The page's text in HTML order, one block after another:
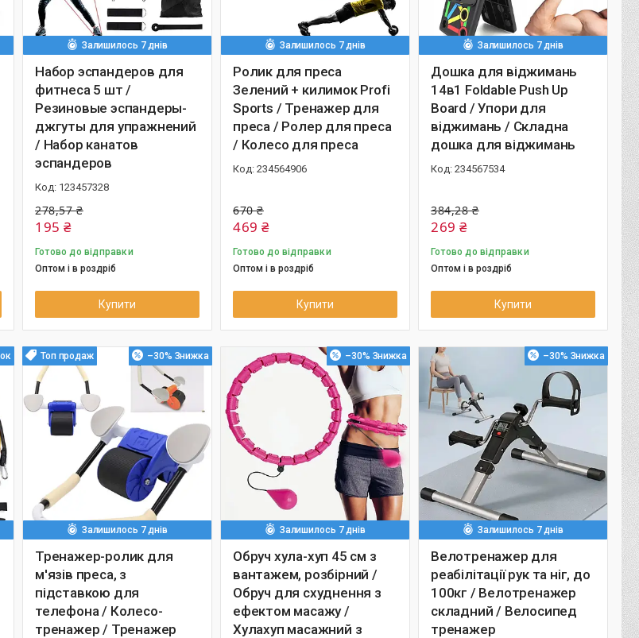
Залишилось 7 днів
Набор эспандеров для
фитнеса 5 шт /
Резиновые эспандеры-
джгуты для упражнений
/ Набор канатов
эспандеров
123457328
278,57 ₴
195 ₴
Готово до відправки
Оптом і в роздріб
Купити
Залишилось 7 днів
Ролик для преса
Зелений + килимок Profi
Sports / Тренажер для
преса / Ролер для преса
/ Колесо для преса
234564906
670 ₴
469 ₴
Готово до відправки
Оптом і в роздріб
Купити
Залишилось 7 днів
Дошка для віджимань
14в1 Foldable Push Up
Board / Упори для
віджимань / Складна
дошка для віджимань
234567534
384,28 ₴
269 ₴
Готово до відправки
Оптом і в роздріб
Купити
Топ продаж –30%
Залишилось 7 днів
Тренажер-ролик для
м'язів преса, з
підставкою для
телефона / Колесо-
тренажер / Тренажер
–30%
Залишилось 7 днів
Обруч хула-хуп 45 см з
вантажем, розбірний /
Обруч для схуднення з
ефектом масажу /
Хулахуп масажний з
–30%
Залишилось 7 днів
Велотренажер для
реабілітації рук та ніг, до
100кг / Велотренажер
складний / Велосипед
тренажер